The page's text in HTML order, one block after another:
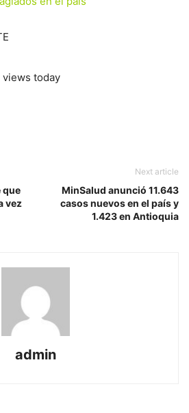
views today
que
vez
Next article
MinSalud anunció 11.643
casos nuevos en el país y
1.423 en Antioquia
admin